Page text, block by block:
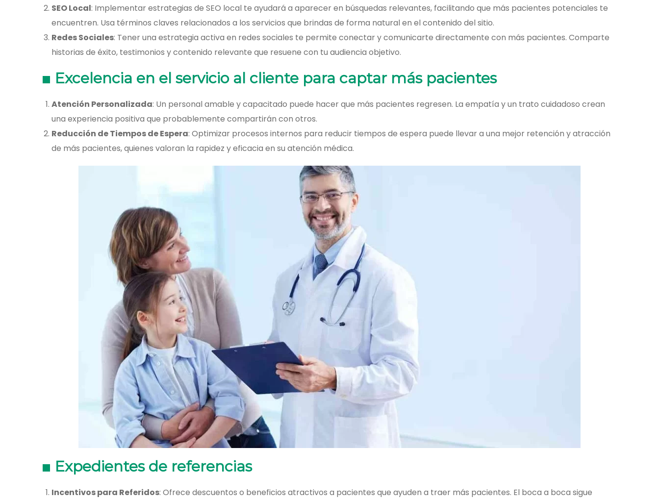
SEO Local: Implementar estrategias de SEO local te ayudará a aparecer en búsquedas relevantes, facilitando que más pacientes potenciales te
encuentren. Usa términos claves relacionados a los servicios que brindas de forma natural en el contenido del sitio.
Redes Sociales: Tener una estrategia activa en redes sociales te permite conectar y comunicarte directamente con más pacientes. Comparte
historias de éxito, testimonios y contenido relevante que resuene con tu audiencia objetivo.
Excelencia en el servicio al cliente para captar más pacientes
Atención Personalizada: Un personal amable y capacitado puede hacer que más pacientes regresen. La empatía y un trato cuidadoso crean
una experiencia positiva que probablemente compartirán con otros.
Reducción de Tiempos de Espera: Optimizar procesos internos para reducir tiempos de espera puede llevar a una mejor retención y atracción
de más pacientes, quienes valoran la rapidez y eficacia en su atención médica.
Expedientes de referencias
Incentivos para Referidos: Ofrece descuentos o beneficios atractivos a pacientes que ayuden a traer más pacientes. El boca a boca sigue